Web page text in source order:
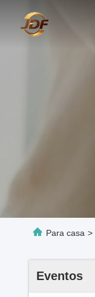
Para casa >
Eventos